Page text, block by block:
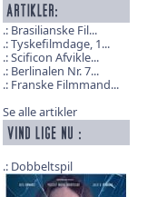
Brasilianske Fil...
Tyskefilmdage, 1...
Scificon Afvikle...
Berlinalen Nr. 7...
Franske Filmmand...
Se alle artikler
Dobbeltspil